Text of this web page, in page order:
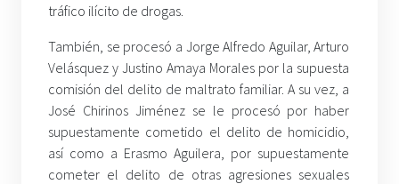
tráfico ilícito de drogas.
También, se procesó a Jorge Alfredo Aguilar, Arturo
Velásquez y Justino Amaya Morales por la supuesta
comisión del delito de maltrato familiar. A su vez, a
José Chirinos Jiménez se le procesó por haber
supuestamente cometido el delito de homicidio,
así como a Erasmo Aguilera, por supuestamente
cometer el delito de otras agresiones sexuales